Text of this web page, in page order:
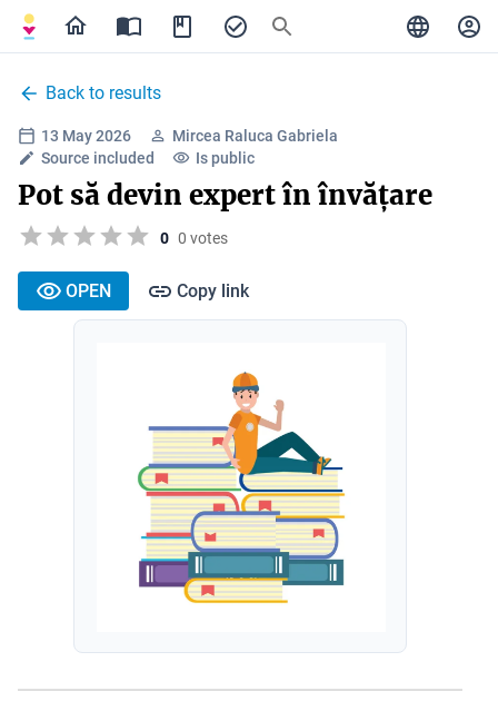
Back to results
13 May 2026
Mircea Raluca Gabriela
Source included
Is public
Pot să devin expert în învățare
0 0 votes
OPEN Copy link